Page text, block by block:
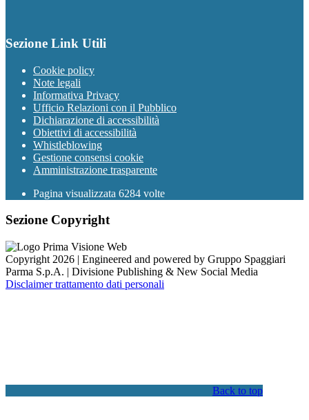
Sezione Link Utili
Cookie policy
Note legali
Informativa Privacy
Ufficio Relazioni con il Pubblico
Dichiarazione di accessibilità
Obiettivi di accessibilità
Whistleblowing
Gestione consensi cookie
Amministrazione trasparente
Pagina visualizzata 6284 volte
Sezione Copyright
Copyright 2026 | Engineered and powered by Gruppo Spaggiari
Parma S.p.A. | Divisione Publishing & New Social Media
Disclaimer trattamento dati personali
Back to top